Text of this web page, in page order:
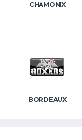
CHAMONIX
BORDEAUX